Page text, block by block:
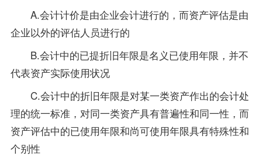
A.会计计价是由企业会计进行的，而资产评估是由
企业以外的评估人员进行的
B.会计中的已提折旧年限是名义已使用年限，并不
代表资产实际使用状况
C.会计中的折旧年限是对某一类资产作出的会计处
理的统一标准，对同一类资产具有普遍性和同一性，而
资产评估中的已使用年限和尚可使用年限具有特殊性和
个别性